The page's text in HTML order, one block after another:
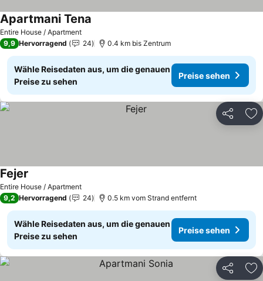
Entire House / Apartment
Apartmani Tena
9,9 Hervorragend 24 0.4 km bis Zentrum
Wähle Reisedaten aus, um die genauen
Preise zu sehen
Preise sehen
Teilen
Entire House / Apartment
Fejer
9,2 Hervorragend 24 0.5 km vom Strand entfernt
Wähle Reisedaten aus, um die genauen
Preise zu sehen
Preise sehen
Teilen